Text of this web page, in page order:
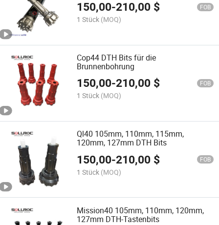
150,00-210,00 $ FOB
1 Stück (MOQ)
Cop44 DTH Bits für die
Brunnenbohrung
150,00-210,00 $ FOB
1 Stück (MOQ)
Ql40 105mm, 110mm, 115mm,
120mm, 127mm DTH Bits
150,00-210,00 $ FOB
1 Stück (MOQ)
Mission40 105mm, 110mm, 120mm,
127mm DTH-Tastenbits